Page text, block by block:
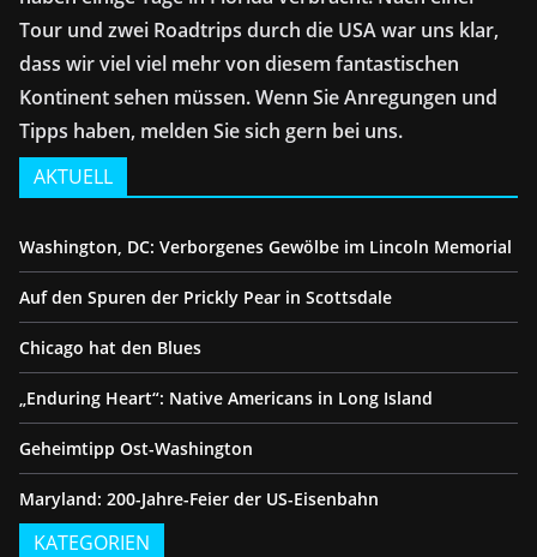
Tour und zwei Roadtrips durch die USA war uns klar,
dass wir viel viel mehr von diesem fantastischen
Kontinent sehen müssen. Wenn Sie Anregungen und
Tipps haben, melden Sie sich gern bei uns.
AKTUELL
Washington, DC: Verborgenes Gewölbe im Lincoln Memorial
Auf den Spuren der Prickly Pear in Scottsdale
Chicago hat den Blues
„Enduring Heart“: Native Americans in Long Island
Geheimtipp Ost-Washington
Maryland: 200-Jahre-Feier der US-Eisenbahn
KATEGORIEN